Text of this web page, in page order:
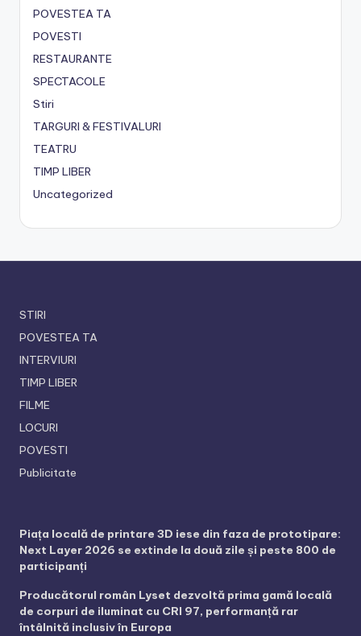
POVESTEA TA
POVESTI
RESTAURANTE
SPECTACOLE
Stiri
TARGURI & FESTIVALURI
TEATRU
TIMP LIBER
Uncategorized
STIRI
POVESTEA TA
INTERVIURI
TIMP LIBER
FILME
LOCURI
POVESTI
Publicitate
Piața locală de printare 3D iese din faza de prototipare:
Next Layer 2026 se extinde la două zile și peste 800 de
participanți
Producătorul român Lyset dezvoltă prima gamă locală
de corpuri de iluminat cu CRI 97, performanță rar
întâlnită inclusiv în Europa